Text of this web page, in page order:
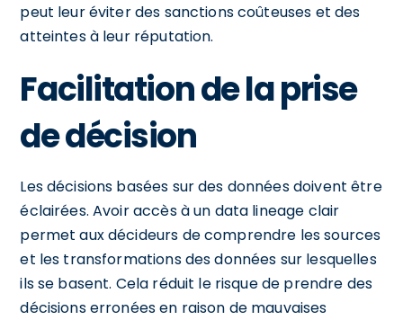
peut leur éviter des sanctions coûteuses et des
atteintes à leur réputation.
Facilitation de la prise
de décision
Les décisions basées sur des données doivent être
éclairées. Avoir accès à un data lineage clair
permet aux décideurs de comprendre les sources
et les transformations des données sur lesquelles
ils se basent. Cela réduit le risque de prendre des
décisions erronées en raison de mauvaises